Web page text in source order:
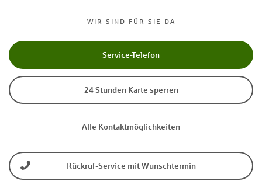
WIR SIND FÜR SIE DA
Service-Telefon
24 Stunden Karte sperren
Alle Kontaktmöglichkeiten
Rückruf-Service mit Wunschtermin